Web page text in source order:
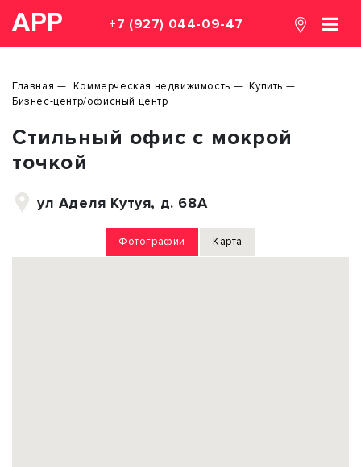
АРР +7 (927) 044-09-47
Главная Коммерческая недвижимость
Купить
Бизнес-центр/офисный центр
Стильный офис с мокрой
точкой
ул Аделя Кутуя, д. 68А
Фотографии Карта